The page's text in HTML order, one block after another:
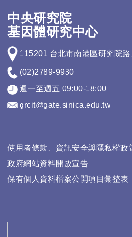
中央研究院
基因體研究中心
115201 台北市南港區研究院路
(02)2789-9930
週一至週五 09:00-18:00
grcit@gate.sinica.edu.tw
使用者條款、資訊安全與隱私權政
政府網站資料開放宣告
保有個人資料檔案公開項目彙整表